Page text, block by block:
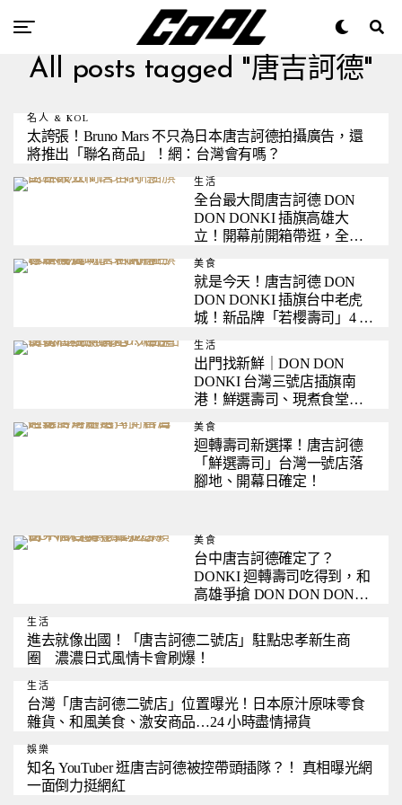
All posts tagged "唐吉訶德"
名人 & KOL
太誇張！Bruno Mars 不只為日本唐吉訶德拍攝廣告，還
將推出「聯名商品」！網：台灣會有嗎？
生活
全台最大間唐吉訶德 DON
DON DONKI 插旗高雄大
立！開幕前開箱帶逛，全新 6
美食
就是今天！唐吉訶德 DON
DON DONKI 插旗台中老虎
城！新品牌「若櫻壽司」4 大
生活
出門找新鮮｜DON DON
DONKI 台灣三號店插旗南
港！鮮選壽司、現煮食堂、
點一次看
美食
迴轉壽司新選擇！唐吉訶德
「鮮選壽司」台灣一號店落
腳地、開幕日確定！
美食
台中唐吉訶德確定了？
DONKI 迴轉壽司吃得到，和
高雄爭搶 DON DON DONKI
生活
進去就像出國！「唐吉訶德二號店」駐點忠孝新生商
圈 濃濃日式風情卡會刷爆！
生活
台灣「唐吉訶德二號店」位置曝光！日本原汁原味零食
雜貨、和風美食、激安商品…24 小時盡情掃貨
娛樂
知名 YouTuber 逛唐吉訶德被控帶頭插隊？！ 真相曝光網
一面倒力挺網紅